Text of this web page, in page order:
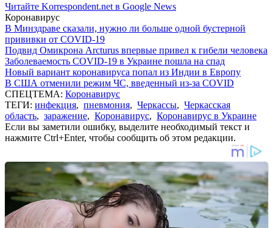
Читайте Korrespondent.net в Google News
Коронавирус
В Минздраве сказали, нужно ли больше одной бустерной
прививки от COVID-19
Подвид Омикрона Arcturus впервые привел к гибели человека
Заболеваемость COVID-19 в Украине пошла на спад
Новый вариант коронавируса попал из Индии в Европу
В США отменили режим ЧС, введенный из-за COVID
СПЕЦТЕМА: Коронавирус
ТЕГИ: инфекция, пневмония, Черкассы, Черкасская
область, заражение, Коронавирус, Коронавирус в Украине
Если вы заметили ошибку, выделите необходимый текст и
нажмите Ctrl+Enter, чтобы сообщить об этом редакции.